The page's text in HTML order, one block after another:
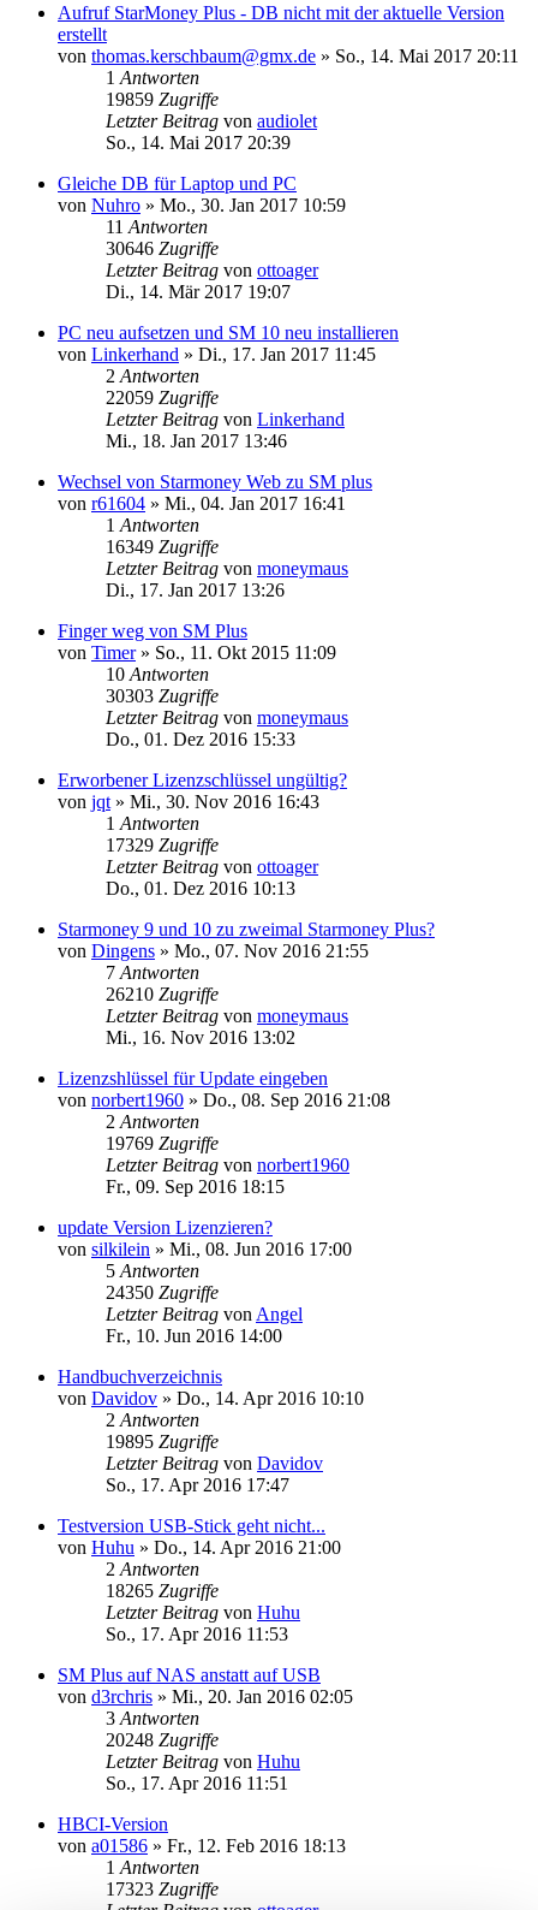
Aufruf StarMoney Plus - DB nicht mit der aktuelle Version
erstellt
von thomas.kerschbaum@gmx.de » So., 14. Mai 2017 20:11
1 Antworten
19859 Zugriffe
Letzter Beitrag von audiolet
So., 14. Mai 2017 20:39
Gleiche DB für Laptop und PC
von Nuhro » Mo., 30. Jan 2017 10:59
11 Antworten
30646 Zugriffe
Letzter Beitrag von ottoager
Di., 14. Mär 2017 19:07
PC neu aufsetzen und SM 10 neu installieren
von Linkerhand » Di., 17. Jan 2017 11:45
2 Antworten
22059 Zugriffe
Letzter Beitrag von Linkerhand
Mi., 18. Jan 2017 13:46
Wechsel von Starmoney Web zu SM plus
von r61604 » Mi., 04. Jan 2017 16:41
1 Antworten
16349 Zugriffe
Letzter Beitrag von moneymaus
Di., 17. Jan 2017 13:26
Finger weg von SM Plus
von Timer» So., 11. Okt 2015 11:09
10 Antworten
30303 Zugriffe
Letzter Beitrag von moneymaus
Do., 01. Dez 2016 15:33
Erworbener Lizenzschlüssel ungültig?
von jqt » Mi., 30. Nov 2016 16:43
1 Antworten
17329 Zugriffe
Letzter Beitrag von ottoager
Do., 01. Dez 2016 10:13
Starmoney 9 und 10 zu zweimal Starmoney Plus?
von Dingens » Mo., 07. Nov 2016 21:55
7 Antworten
26210 Zugriffe
Letzter Beitrag von moneymaus
Mi., 16. Nov 2016 13:02
Lizenzshlüssel für Update eingeben
von norbert1960 » Do., 08. Sep 2016 21:08
2 Antworten
19769 Zugriffe
Letzter Beitrag von norbert1960
Fr., 09. Sep 2016 18:15
update Version Lizenzieren?
von silkilein » Mi., 08. Jun 2016 17:00
5 Antworten
24350 Zugriffe
Letzter Beitrag von Angel
Fr., 10. Jun 2016 14:00
Handbuchverzeichnis
von Davidov » Do., 14. Apr 2016 10:10
2 Antworten
19895 Zugriffe
Letzter Beitrag von Davidov
So., 17. Apr 2016 17:47
Testversion USB-Stick geht nicht...
von Huhu » Do., 14. Apr 2016 21:00
2 Antworten
18265 Zugriffe
Letzter Beitrag von Huhu
So., 17. Apr 2016 11:53
SM Plus auf NAS anstatt auf USB
von d3rchris » Mi., 20. Jan 2016 02:05
3 Antworten
20248 Zugriffe
Letzter Beitrag von Huhu
So., 17. Apr 2016 11:51
HBCI-Version
von a01586 » Fr., 12. Feb 2016 18:13
1 Antworten
17323 Zugriffe